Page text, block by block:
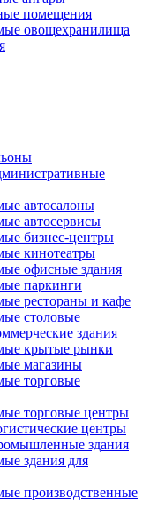
помещения
овощехранилища
автосалоны
автосервисы
бизнес-центры
кинотеатры
офисные здания
паркинги
рестораны и кафе
столовые
здания
крытые рынки
магазины
торговые
торговые центры
центры
здания
здания для
производственные